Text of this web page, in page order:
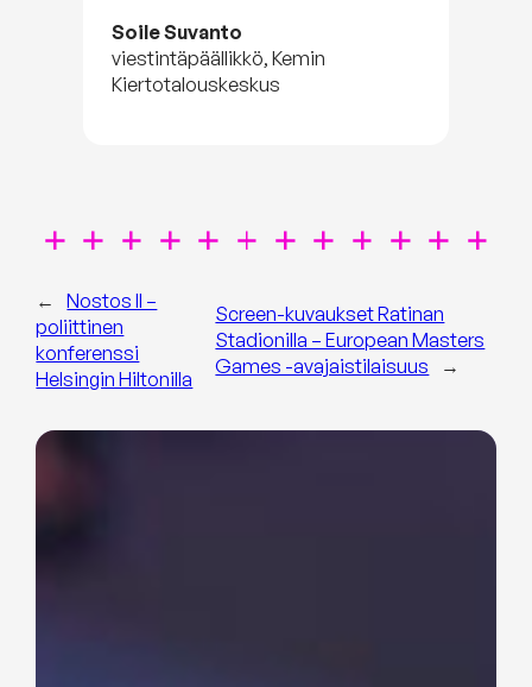
Soile Suvanto
viestintäpäällikkö, Kemin
Kiertotalouskeskus
←
Nostos II –
poliittinen
konferenssi
Helsingin Hiltonilla
Screen-kuvaukset Ratinan
Stadionilla – European Masters
Games -avajaistilaisuus
→